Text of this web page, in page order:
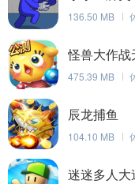
136.50 MB
怪兽大作战
475.39 MB
辰龙捕鱼
104.10 MB
迷迷多人大